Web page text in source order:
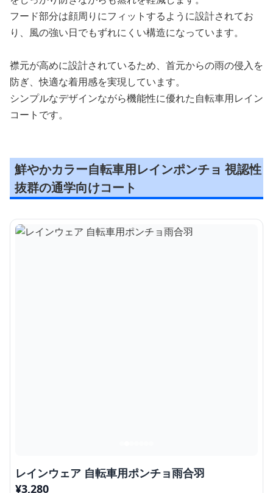
フード部分は顔周りにフィットするように設計されてお
り、風の強い日でもずれにくい構造になっています。
襟元が高めに設計されているため、首元からの雨の侵入を
防ぎ、快適な着用感を実現しています。
シンプルなデザインながら機能性に優れた自転車用レイン
コートです。
鮮やかカラー自転車用レインポンチョ 視認性
抜群の通学向けコート
レインウェア 自転車用ポンチョ雨合羽
¥3,280